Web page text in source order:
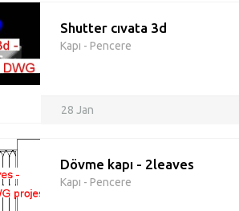
Shutter cıvata 3d
Kapı - Pencere
28 Jan
Dövme kapı - 2leaves
Kapı - Pencere